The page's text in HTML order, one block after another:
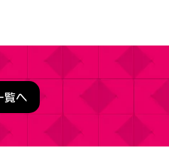
覧へ